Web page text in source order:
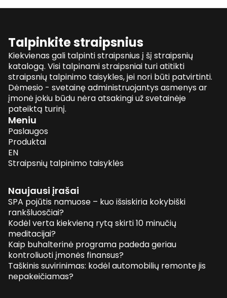
Talpinkite straipsnius
Kiekvienas gali talpinti straipsnius į šį straipsnių
katalogą. Visi talpinami straipsniai turi atitikti
straipsnių talpinimo taisykles, jei nori būti patvirtinti.
Dėmesio - svetainę administruojantys asmenys ar
įmonė jokiu būdu nėra atsakingi už svetainėje
pateiktą turinį.
Meniu
Paslaugos
Produktai
EN
Straipsnių talpinimo taisyklės
Naujausi įrašai
SPA pojūtis namuose – kuo išsiskiria kokybiški
rankšluosčiai?
Kodėl verta kiekvieną rytą skirti 10 minučių
meditacijai?
Kaip buhalterinė programa padeda geriau
kontroliuoti įmonės finansus?
Taškinis suvirinimas: kodėl automobilių remonte jis
nepakeičiamas?